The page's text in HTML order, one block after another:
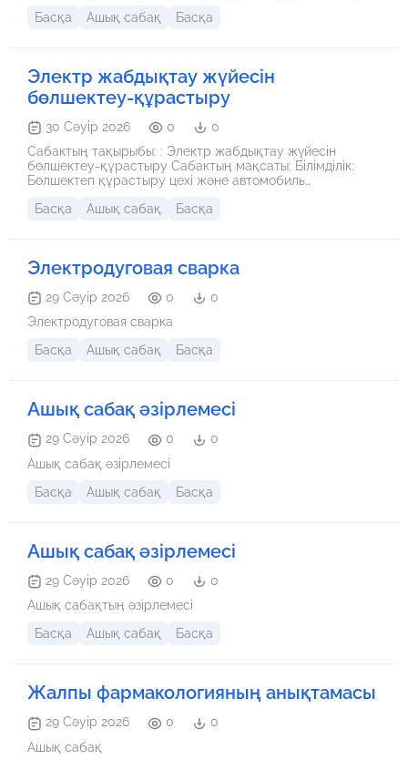
бетімен жұмыс істеу дағдыларын дамыту. - Тәрбиелік:
Басқа Ашық сабақ Басқа
Электр жабдықтау жүйесін
бөлшектеу-құрастыру
30 Сәуір 2026 0
0
Сабактың тақырыбы: : Электр жабдықтау жүйесін
бөлшектеу-құрастыру Сабактың мақсаты: Білімділік:
Бөлшектеп құрастыру цехі және автомобиль
бөлшектеп құрастыру тәжірибесінде білімдерін
Басқа Ашық сабақ Басқа
Электродуговая сварка
29 Сәуір 2026 0
0
Электродуговая сварка
Басқа
Ашық сабақ Басқа
Ашық сабақ әзірлемесі
29 Сәуір 2026 0
0
Ашық сабақ әзірлемесі
Басқа
Ашық сабақ Басқа
Ашық сабақ әзірлемесі
29 Сәуір 2026 0
0
Ашық сабақтың әзірлемесі
Басқа
Ашық сабақ Басқа
Жалпы фармакологияның анықтамасы
29 Сәуір 2026 0
0
Ашық сабақ